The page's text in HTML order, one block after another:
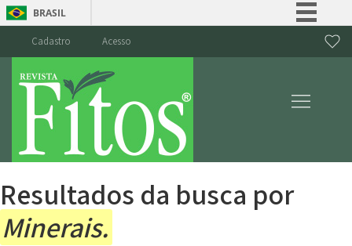
BRASIL
Canais
Cadastro Acesso
Resultados da busca por
Minerais.